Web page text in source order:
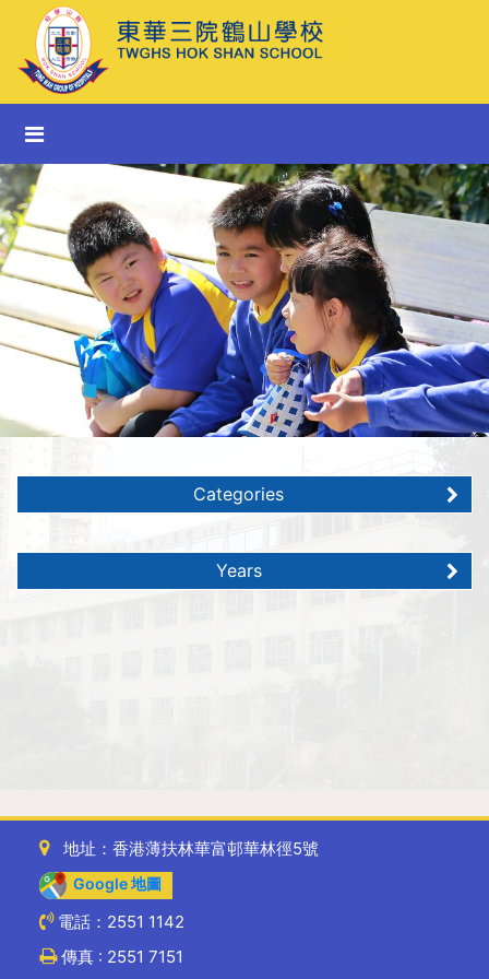
Categories
Years
地址：香港薄扶林華富邨華林徑5號
Google 地圖
電話：2551 1142
傳真 : 2551 7151